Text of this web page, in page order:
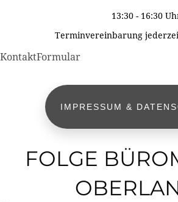
13:30 - 16:30
Terminvereinbarung
KontaktFormular
IMPRESSUM &
FOLGE